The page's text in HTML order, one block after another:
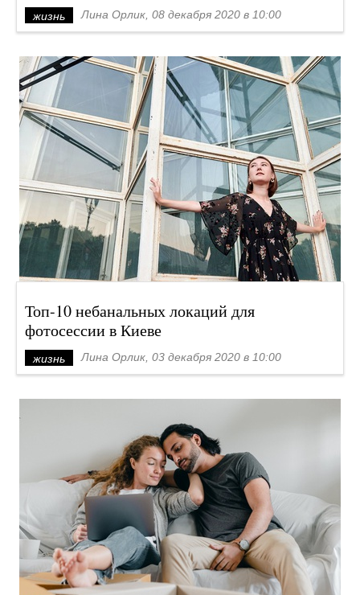
жизнь Лина Орлик, 08 декабря 2020 в 10:00
Топ-10 небанальных локаций для
фотосессии в Киеве
жизнь Лина Орлик, 03 декабря 2020 в 10:00